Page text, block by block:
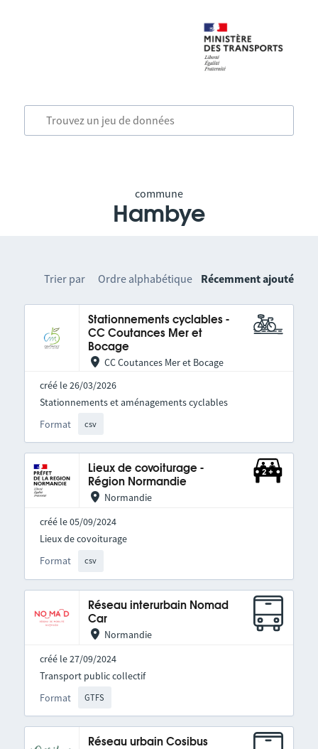
commune
Hambye
Trier par Ordre alphabétique Récemment ajouté
Stationnements cyclables -
CC Coutances Mer et
Bocage
CC Coutances Mer et Bocage
créé le 26/03/2026
Format csv
Stationnements et aménagements cyclables
Lieux de covoiturage -
Région Normandie
Normandie
créé le 05/09/2024
Format csv
Lieux de covoiturage
Réseau interurbain Nomad
Car
Normandie
créé le 27/09/2024
Format GTFS
Transport public collectif
Réseau urbain Cosibus